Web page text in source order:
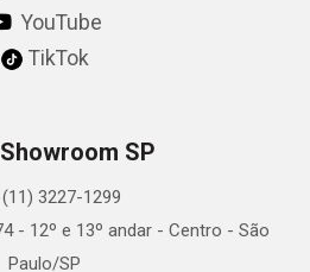
YouTube
TikTok
SP
(11) 3227-1299
- 12º e 13º andar - Centro - São
Paulo/SP